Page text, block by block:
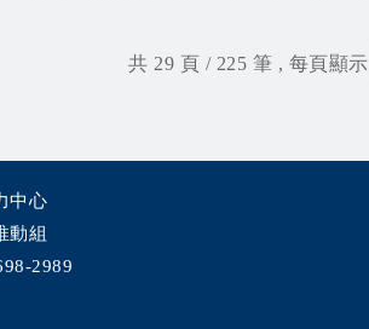
共 29 頁 / 225 筆 , 每頁顯示
中心
動組
2989